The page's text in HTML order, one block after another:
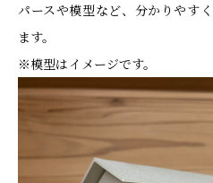
パースや模型など、分かりやす
ます。
※模型はイメージです。